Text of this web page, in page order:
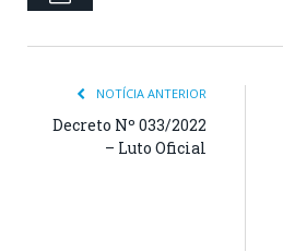
NOTÍCIA ANTERIOR
Decreto Nº 033/2022
– Luto Oficial